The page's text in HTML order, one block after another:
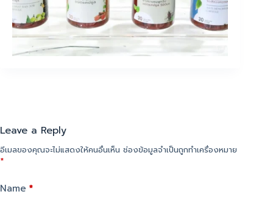
Leave a Reply
อีเมลของคุณจะไม่แสดงให้คนอื่นเห็น ช่องข้อมูลจำเป็นถูกทำเครื่องหมาย
*
Name *